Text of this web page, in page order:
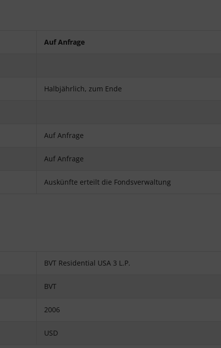
Auf Anfrage
Halbjährlich, zum Ende
Auf Anfrage
Auf Anfrage
Auskünfte erteilt die Fondsverwaltung
BVT Residential USA 3 L.P.
BVT
2006
USD